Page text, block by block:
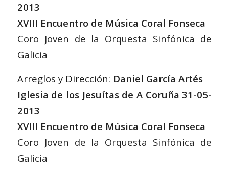
2013
XVIII Encuentro de Música Coral Fonseca
Coro Joven de la Orquesta Sinfónica de
Galicia
Arreglos y Dirección: Daniel García Artés
Iglesia de los Jesuítas de A Coruña 31-05-
2013
XVIII Encuentro de Música Coral Fonseca
Coro Joven de la Orquesta Sinfónica de
Galicia